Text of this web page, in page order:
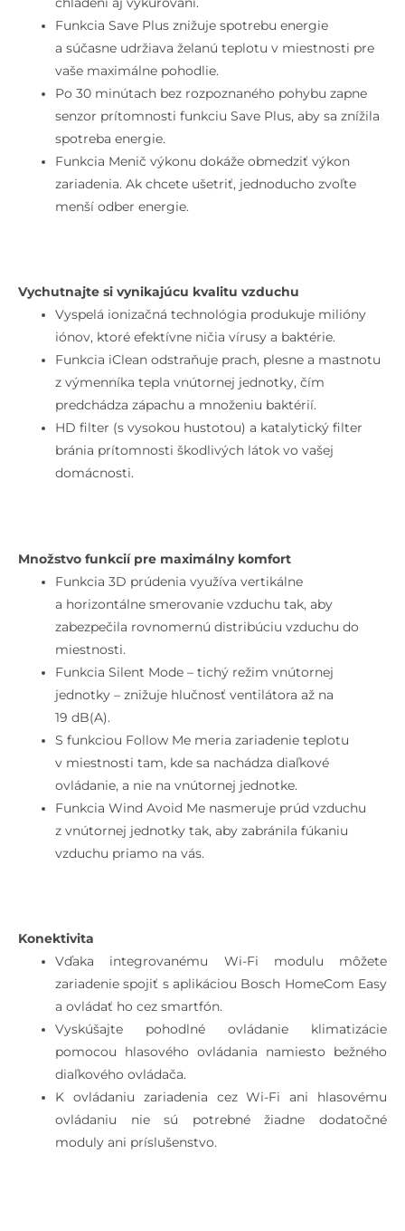
Funkcia Save Plus znižuje spotrebu energie
a súčasne udržiava želanú teplotu v miestnosti pre
vaše maximálne pohodlie.
Po 30 minútach bez rozpoznaného pohybu zapne
senzor prítomnosti funkciu Save Plus, aby sa znížila
spotreba energie.
Funkcia Menič výkonu dokáže obmedziť výkon
zariadenia. Ak chcete ušetriť, jednoducho zvoľte
menší odber energie.
Vychutnajte si vynikajúcu kvalitu vzduchu
Vyspelá ionizačná technológia produkuje milióny
iónov, ktoré efektívne ničia vírusy a baktérie.
Funkcia iClean odstraňuje prach, plesne a mastnotu
z výmenníka tepla vnútornej jednotky, čím
predchádza zápachu a množeniu baktérií.
HD filter (s vysokou hustotou) a katalytický filter
bránia prítomnosti škodlivých látok vo vašej
domácnosti.
Množstvo funkcií pre maximálny komfort
Funkcia 3D prúdenia využíva vertikálne
a horizontálne smerovanie vzduchu tak, aby
zabezpečila rovnomernú distribúciu vzduchu do
miestnosti.
Funkcia Silent Mode – tichý režim vnútornej
jednotky – znižuje hlučnosť ventilátora až na
19 dB(A).
S funkciou Follow Me meria zariadenie teplotu
v miestnosti tam, kde sa nachádza diaľkové
ovládanie, a nie na vnútornej jednotke.
Funkcia Wind Avoid Me nasmeruje prúd vzduchu
z vnútornej jednotky tak, aby zabránila fúkaniu
vzduchu priamo na vás.
Konektivita
Vďaka integrovanému Wi-Fi modulu môžete
zariadenie spojiť s aplikáciou Bosch HomeCom Easy
a ovládať ho cez smartfón.
Vyskúšajte pohodlné ovládanie klimatizácie
pomocou hlasového ovládania namiesto bežného
diaľkového ovládača.
K ovládaniu zariadenia cez Wi-Fi ani hlasovému
ovládaniu nie sú potrebné žiadne dodatočné
moduly ani príslušenstvo.